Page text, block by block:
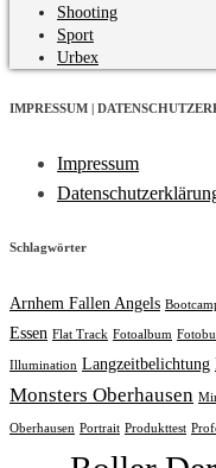
Shooting
Sport
Urbex
IMPRESSUM |
Impressum
Schlagwörter
Arnhem Fallen Angels
Essen Flat Track Fotoalbum
Illumination Langzeitbelichtung
Monsters Oberhausen
Oberhausen Portrait Produkttest